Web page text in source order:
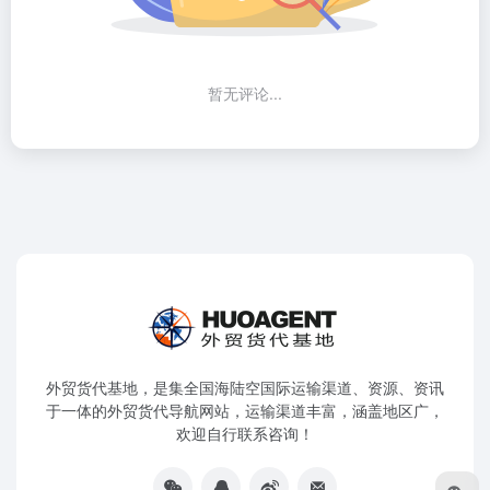
暂无评论...
外贸货代基地，是集全国海陆空国际运输渠道、资源、资讯
于一体的外贸货代导航网站，运输渠道丰富，涵盖地区广，
欢迎自行联系咨询！